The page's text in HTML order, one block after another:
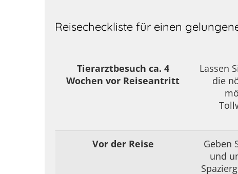
Reisecheckliste für einen
Tierarztbesuch ca. 4
Wochen vor Reiseantritt
Lassen
die
Vor der Reise
Geben
und